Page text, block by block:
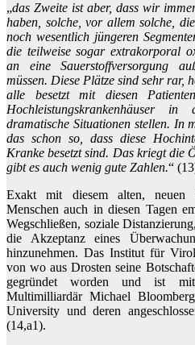
„das Zweite ist aber, dass wir
haben, solche, vor allem solche,
noch wesentlich jüngeren
die teilweise sogar extrakorporal
an eine Sauerstoffversorgung
müssen. Diese Plätze sind sehr rar,
alle besetzt mit diesen
Hochleistungskrankenhäuser
dramatische Situationen stellen. In
das schon so, dass diese
Kranke besetzt sind. Das kriegt die
gibt es auch wenig gute Zahlen.“
Exakt mit diesem alten, neuen
Menschen auch in diesen Tagen
Wegschließen, soziale
die Akzeptanz eines
hinzunehmen. Das Institut für
von wo aus Drosten seine
gegründet worden und ist
Multimilliardär Michael
University und deren
(14,a1).